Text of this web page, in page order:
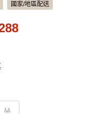
國家/地區配送
M